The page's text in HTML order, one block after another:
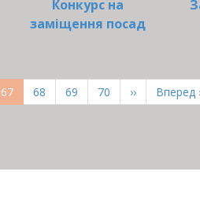
Конкурс на
заміщення посад
Поточна
сторінка
67 Page
68 Page
69 Page
70
Наступна
сторінка
›› Вперед